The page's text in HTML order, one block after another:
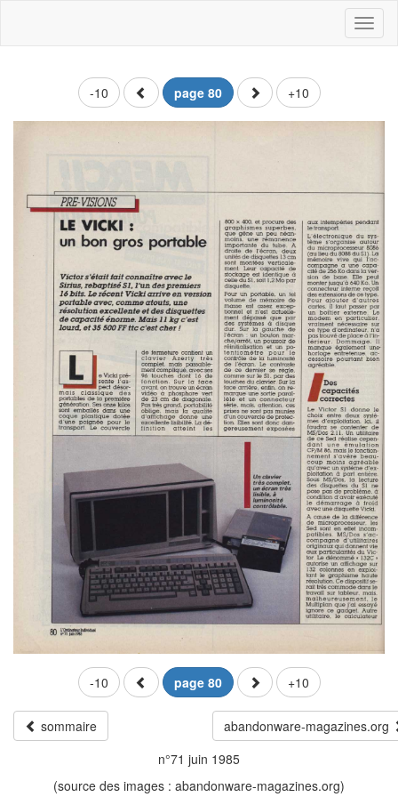
-10 page 80 +10
-10 page 80 +10
sommaire
abandonware-magazines.org
n°71 juin 1985
(source des images : abandonware-magazines.org)